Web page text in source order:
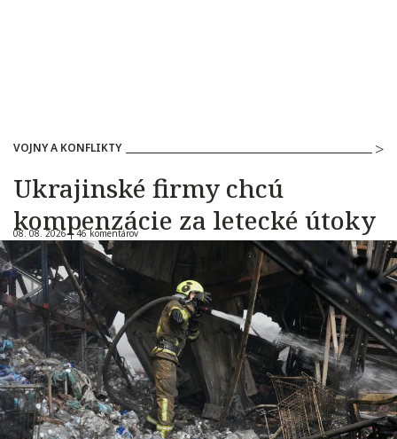
VOJNY A KONFLIKTY
Ukrajinské firmy chcú
kompenzácie za letecké útoky
08. 08. 2026 |46 komentárov